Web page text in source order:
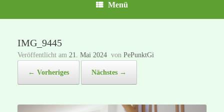
Menü
IMG_9445
Veröffentlicht am 21. Mai 2024 von PePunktGi
← Vorheriges Nächstes →